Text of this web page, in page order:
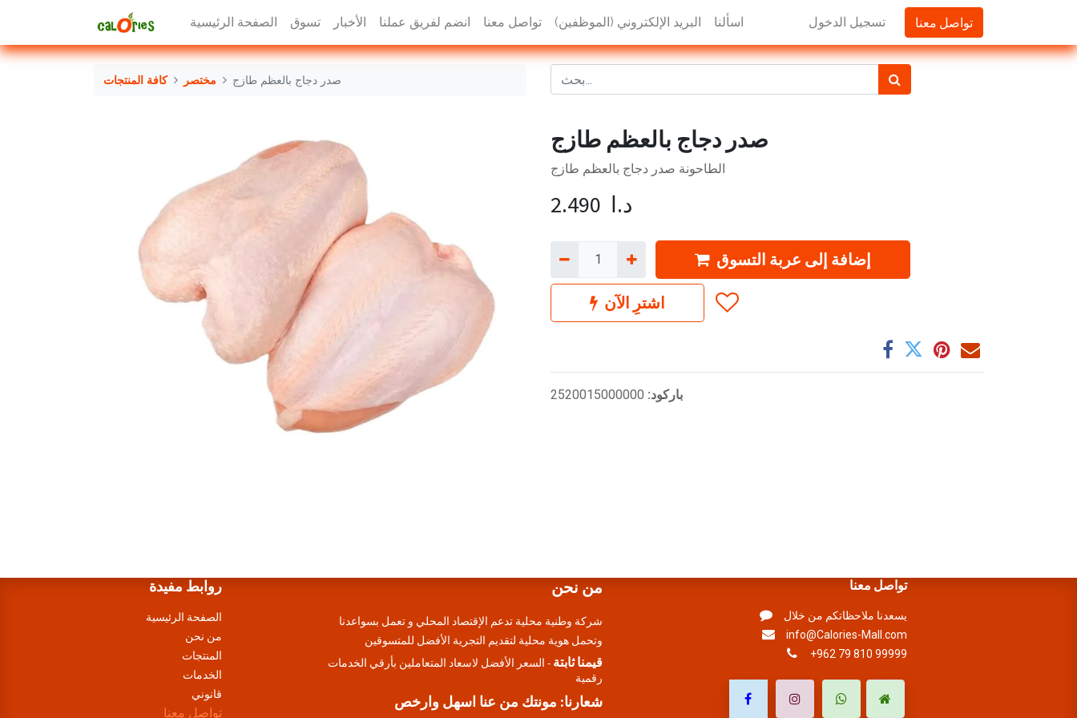
الصفحة الرئيسية تسوق الأخبار انضم لفريق عملنا تواصل معنا البريد الإلكتروني (الموظفين) اسألنا تسجيل الدخول تواصل معنا
كافة المنتجات مختصر صدر دجاج بالعظم طازج
صدر دجاج بالعظم طازج
الطاحونة صدر دجاج بالعظم طازج
2.490 د.ا
إضافة إلى عربة التسوق
اشترِ الآن
باركود: 2520015000000
روابط مفيدة
الصفحة الرئيسية
من نحن
المنتجات
الخدمات
قانوني
تواصل معنا
من نحن
شركة وطنية محلية تدعم الإقتصاد المحلي و تعمل بسواعدنا
وتحمل هوية محلية لتقديم التجرية الأفضل للمتسوقين
قيمنا ثابتة - السعر الأفضل لاسعاد المتعاملين بأرقي الخدمات
رقمية
شعارنا: مونتك من عنا اسهل وارخص
تواصل معنا
يسعدنا ملاحظاتكم من خلال
info@Calories-Mall.com
+962 79 810 99999